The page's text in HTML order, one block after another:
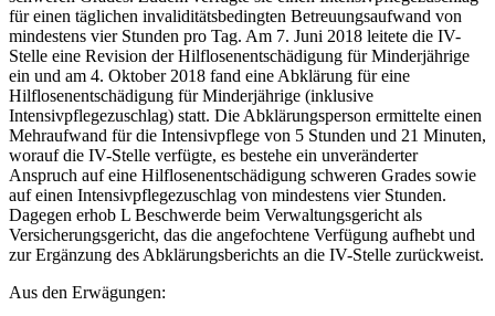
für einen täglichen invaliditätsbedingten Betreuungsaufwand von
mindestens vier Stunden pro Tag. Am 7. Juni 2018 leitete die IV-
Stelle eine Revision der Hilflosenentschädigung für Minderjährige
ein und am 4. Oktober 2018 fand eine Abklärung für eine
Hilflosenentschädigung für Minderjährige (inklusive
Intensivpflegezuschlag) statt. Die Abklärungsperson ermittelte einen
Mehraufwand für die Intensivpflege von 5 Stunden und 21 Minuten,
worauf die IV-Stelle verfügte, es bestehe ein unveränderter
Anspruch auf eine Hilflosenentschädigung schweren Grades sowie
auf einen Intensivpflegezuschlag von mindestens vier Stunden.
Dagegen erhob L Beschwerde beim Verwaltungsgericht als
Versicherungsgericht, das die angefochtene Verfügung aufhebt und
zur Ergänzung des Abklärungsberichts an die IV-Stelle zurückweist.
Aus den Erwägungen: